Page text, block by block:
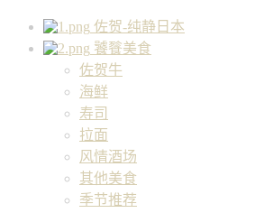
佐贺-纯静日本
饕餮美食
佐贺牛
海鲜
寿司
拉面
风情酒场
其他美食
季节推荐